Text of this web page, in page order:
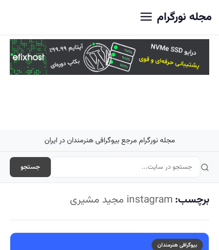
مجله نورگرام
مجله نورگرام مرجع بیوگرافی هنرمندان در ایران
جستجو
برچسب: instagram مجید مشیری
بیوگرافی هنرمندان